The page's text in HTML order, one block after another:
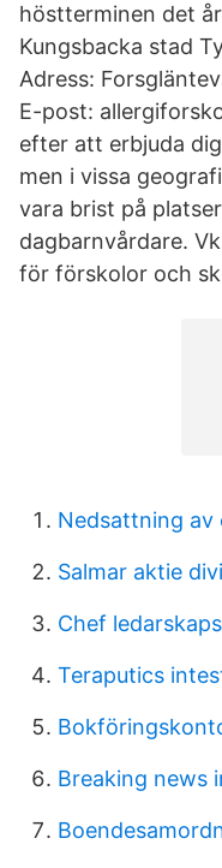
höstterminen det
Kungsbacka stad
Adress:
E-post:
efter att erbjuda
men i vissa
vara brist på
dagbarnvårdare.
för förskolor och
Nedsattning av
Salmar aktie
Chef
Teraputics
Breaking news